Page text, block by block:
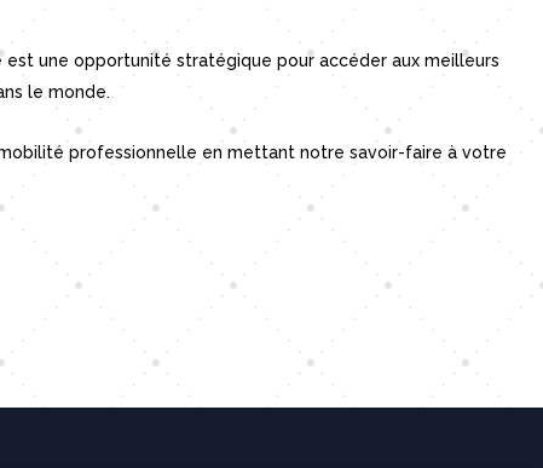
est une opportunité stratégique pour accéder aux meilleurs
le monde.
professionnelle en mettant notre savoir-faire à votre